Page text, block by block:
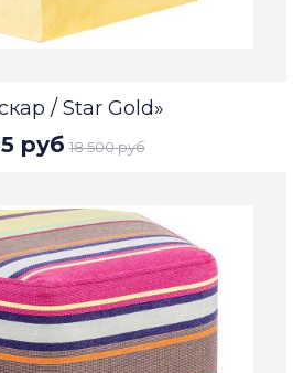
/ Star Gold»
руб 18 500 руб